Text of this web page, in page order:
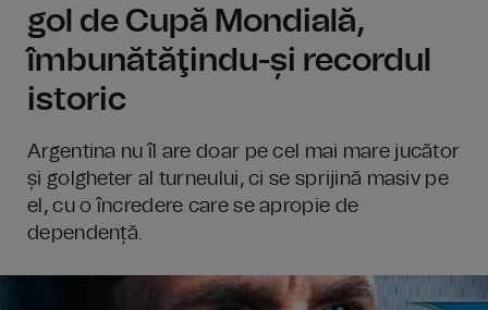
gol de Cupă Mondială,
îmbunătăţindu-și recordul
istoric
Argentina nu îl are doar pe cel mai mare jucător
și golgheter al turneului, ci se sprijină masiv pe
el, cu o încredere care se apropie de
dependență.